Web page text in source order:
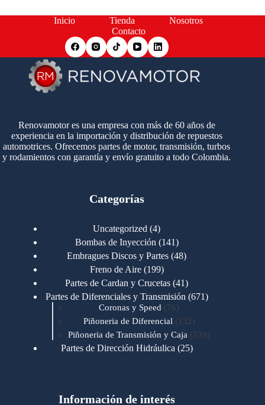
Inicio Tienda
Nosotros
Contacto
Renovamotor es una empresa con más de 60 años de
experiencia en la importación y distribución de repuestos
automotrices. Ofrecemos partes de motor, transmisión, turbos
y rodamientos con garantía y envío gratuito a todo Colombia.
Categorías
Uncategorized 44
productos
Bombas de Inyección 141141
productos
Embragues Discos y Partes 4848
Freno de Aire 199199
productos
Partes de Cardan y Crucetas 4141
productos
Partes de Diferenciales y Transmisión 671671
Coronas y Speed 7676
productos
Piñoneria de Diferencial 132 132
productos
Piñoneria de Transmisión y Caja 539539
Partes de Dirección Hidráulica 2525
Motores Cummins 723
Información de interés